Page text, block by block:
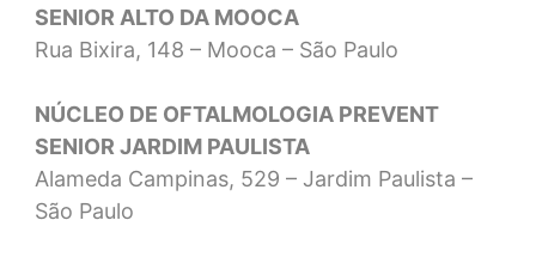
SENIOR ALTO DA MOOCA
Rua Bixira, 148 – Mooca – São Paulo
NÚCLEO DE OFTALMOLOGIA PREVENT
SENIOR JARDIM PAULISTA
Alameda Campinas, 529 – Jardim Paulista –
São Paulo